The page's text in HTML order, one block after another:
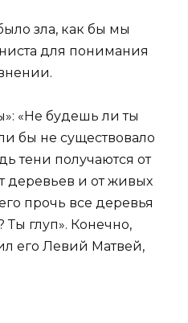
зла, как бы мы
для понимания
«Не будешь ли ты
бы не существовало
тени получаются от
деревьев и от живых
прочь все деревья
Ты глуп». Конечно,
его Левий Матвей,